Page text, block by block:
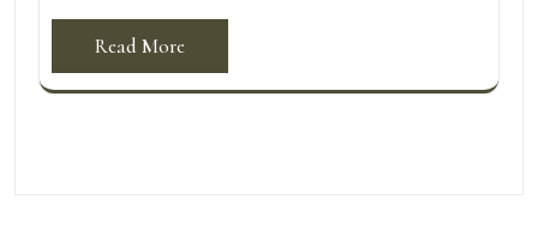
Read More